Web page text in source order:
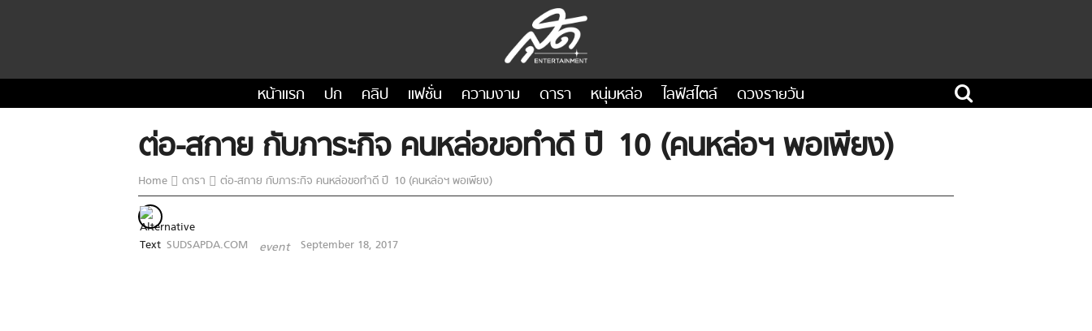
หน้าแรก ปก คลิป แฟชั่น ความงาม ดารา หนุ่มหล่อ ไลฟ์สไตล์ ดวงรายวัน
ต่อ-สกาย กับภาระกิจ คนหล่อขอทำดี ปี 10 (คนหล่อฯ พอเพียง)
Home ดารา ต่อ-สกาย กับภาระกิจ คนหล่อขอทำดี ปี 10 (คนหล่อฯ พอเพียง)
SUDSAPDA.COM event September 18, 2017